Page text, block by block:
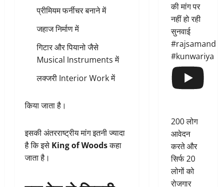
प्रीमियम फर्नीचर बनाने में
जहाज निर्माण में
गिटार और पियानो जैसे
Musical Instruments में
लक्जरी Interior Work में
किया जाता है।
इसकी अंतरराष्ट्रीय मांग इतनी ज्यादा
है कि इसे King of Woodsकहा
जाता है।
की मांग पर
नहीं हो रही
सुनवाई
#rajsamand
#kunwariya
200 लोग
आवेदन
करते और
सिर्फ 20
लोगों को
रोजगार